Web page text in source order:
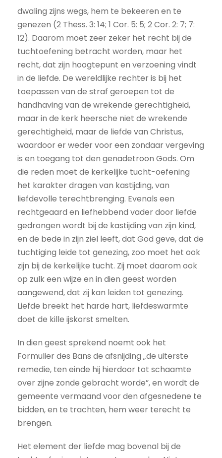
dwaling zijns wegs, hem te bekeeren en te
genezen (2 Thess. 3: 14; 1 Cor. 5: 5; 2 Cor. 2: 7; 7:
12). Daarom moet zeer zeker het recht bij de
tuchtoefening betracht worden, maar het
recht, dat zijn hoogtepunt en verzoening vindt
in de liefde. De wereldlijke rechter is bij het
toepassen van de straf geroepen tot de
handhaving van de wrekende gerechtigheid,
maar in de kerk heersche niet de wrekende
gerechtigheid, maar de liefde van Christus,
waardoor er weder voor een zondaar vergeving
is en toegang tot den genadetroon Gods. Om
die reden moet de kerkelijke tucht-oefening
het karakter dragen van kastijding, van
liefdevolle terechtbrenging. Evenals een
rechtgeaard en liefhebbend vader door liefde
gedrongen wordt bij de kastijding van zijn kind,
en de bede in zijn ziel leeft, dat God geve, dat de
tuchtiging leide tot genezing, zoo moet het ook
zijn bij de kerkelijke tucht. Zij moet daarom ook
op zulk een wijze en in dien geest worden
aangewend, dat zij kan leiden tot genezing.
Liefde breekt het harde hart, liefdeswarmte
doet de kille ijskorst smelten.
In dien geest sprekend noemt ook het
Formulier des Bans de afsnijding „de uiterste
remedie, ten einde hij hierdoor tot schaamte
over zijne zonde gebracht worde”, en wordt de
gemeente vermaand voor den afgesnedene te
bidden, en te trachten, hem weer terecht te
brengen.
Het element der liefde mag bovenal bij de